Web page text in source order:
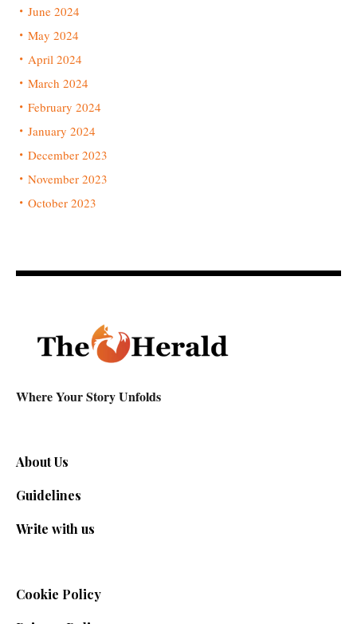
June 2024
May 2024
April 2024
March 2024
February 2024
January 2024
December 2023
November 2023
October 2023
Where Your Story Unfolds
About Us
Guidelines
Write with us
Cookie Policy